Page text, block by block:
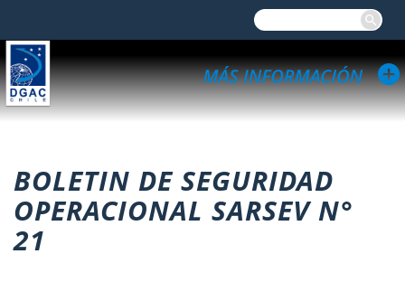
BOLETIN DE SEGURIDAD
OPERACIONAL SARSEV N°
21